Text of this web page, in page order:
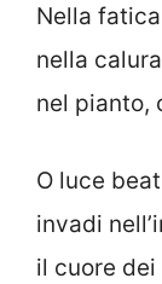
Nella
nella
nel pianto,
O luce
invadi
il cuore